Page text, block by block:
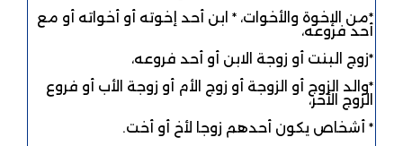
٭من الإخوة والأخوات، ٭ ابن أحد إخوته أو أخواته أو مع
أحد فروعه،
٭زوج البنت أو زوجة الابن أو أحد فروعه،
٭والد الزوج أو الزوجة أو زوج الأم أو زوجة الأب أو فروع
الزوج الأخر،
٭ أشخاص يكون أحدهم زوجا لأخ أو أخت.